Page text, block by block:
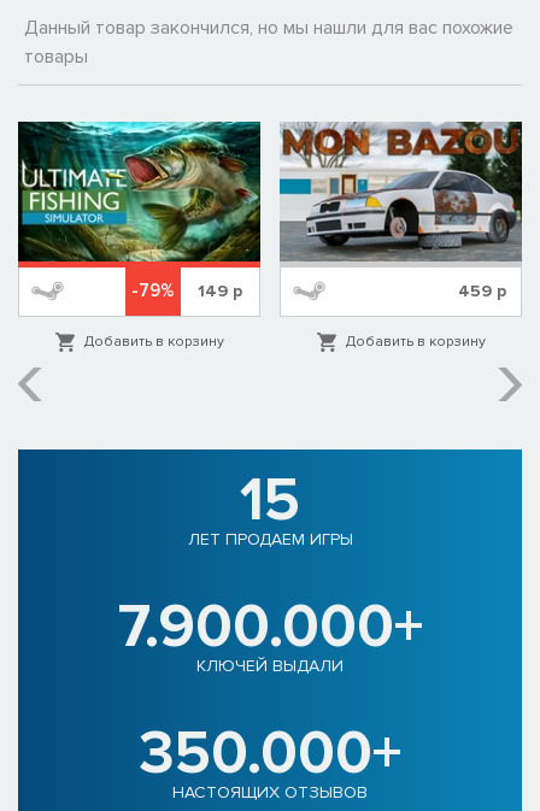
Данный товар закончился, но мы нашли для вас похожие
товары
-79% 149 р
Добавить в корзину
459р
Добавить в корзину
15
ЛЕТ ПРОДАЕМ ИГРЫ
7.900.000+
КЛЮЧЕЙ ВЫДАЛИ
350.000+
НАСТОЯЩИХ ОТЗЫВОВ